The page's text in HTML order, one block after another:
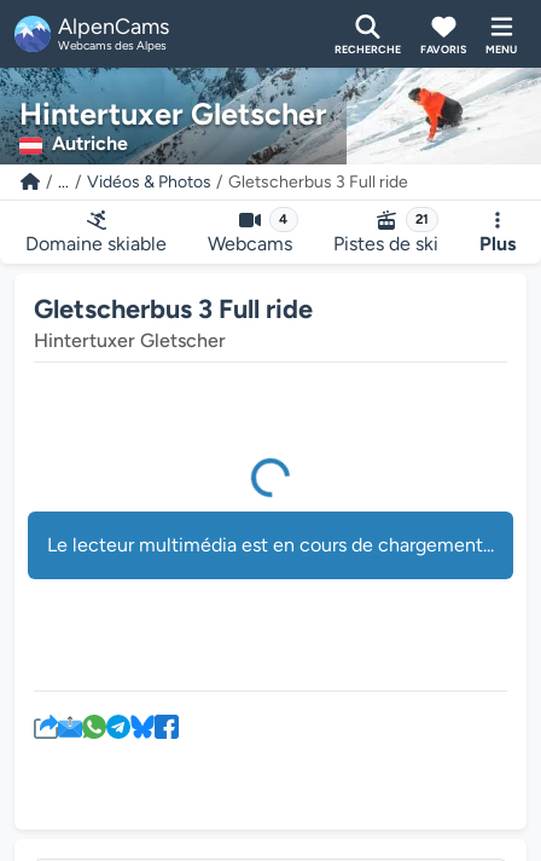
AlpenCams
Webcams des Alpes RECHERCHE FAVORIS MENU
Hintertuxer Gletscher
Autriche
... Vidéos & Photos Gletscherbus 3 Full ride
Domaine skiable
4
Webcams
21
Pistes de ski Plus
Gletscherbus 3 Full ride
Hintertuxer Gletscher
Le lecteur multimédia est en cours de chargement...
Le lecteur multimédia est en cours de chargement...